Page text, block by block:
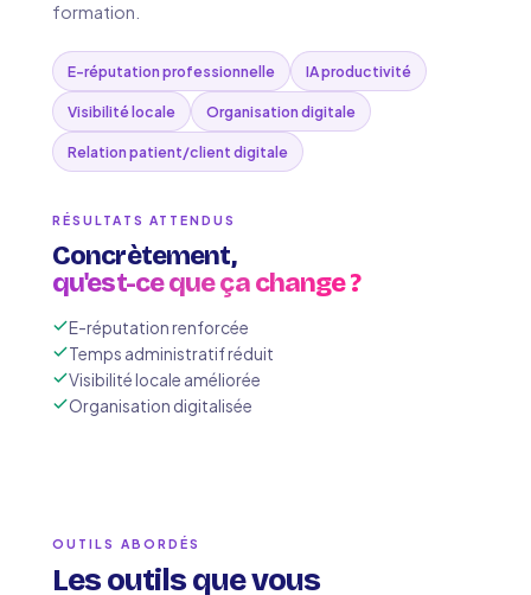
formation.
E-réputation professionnelle IA productivité
Visibilité locale Organisation digitale
Relation patient/client digitale
RÉSULTATS ATTENDUS
Concrètement,
qu'est-ce que ça change ?
E-réputation renforcée
Temps administratif réduit
Visibilité locale améliorée
Organisation digitalisée
OUTILS ABORDÉS
Les outils que vous